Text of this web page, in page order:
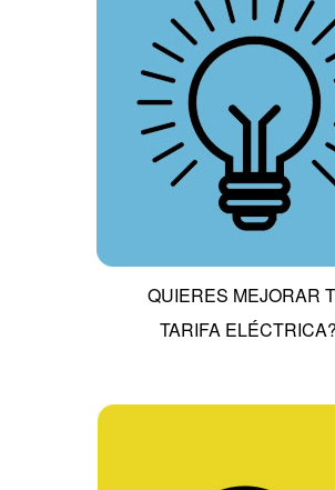
QUIERES MEJORAR
TARIFA ELÉCTRICA?